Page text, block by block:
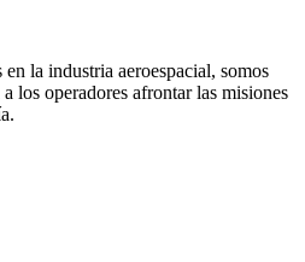
la industria aeroespacial, somos
los operadores afrontar las misiones